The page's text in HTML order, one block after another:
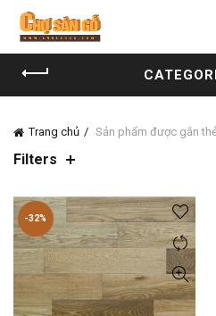
Trang chủ Sản phẩm được gắn
Filters
-32%